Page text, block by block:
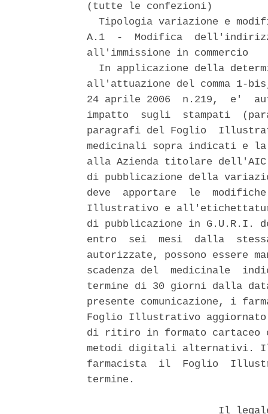
(tutte le confezioni)
Tipologia variazione e
A.1  -  Modifica
all'immissione in commercio
In applicazione della
all'attuazione del comma 1-
24 aprile 2006  n.219,  e'
impatto  sugli  stampati
paragrafi del Foglio
medicinali sopra indicati e
alla Azienda titolare
di pubblicazione della
deve  apportare  le
Illustrativo e
di pubblicazione in
entro  sei  mesi  dalla
autorizzate, possono essere
scadenza del  medicinale
termine di 30 giorni dalla
presente comunicazione, i
Foglio Illustrativo
di ritiro in formato cartaceo
metodi digitali alternativi.
farmacista  il  Foglio
termine.
Il